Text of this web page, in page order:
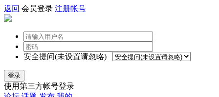
返回 会员登录 注册帐号
安全提问(未设置请忽略)
登录
使用第三方帐号登录